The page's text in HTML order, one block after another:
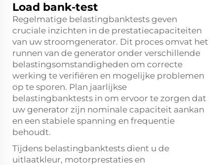
Load bank-test
Regelmatige belastingbanktests geven
cruciale inzichten in de prestatiecapaciteiten
van uw stroomgenerator. Dit proces omvat het
runnen van de generator onder verschillende
belastingsomstandigheden om correcte
werking te verifiëren en mogelijke problemen
op te sporen. Plan jaarlijkse
belastingbanktests in om ervoor te zorgen dat
uw generator zijn nominale capaciteit aankan
en een stabiele spanning en frequentie
behoudt.
Tijdens belastingbanktests dient u de
uitlaatkleur, motorprestaties en